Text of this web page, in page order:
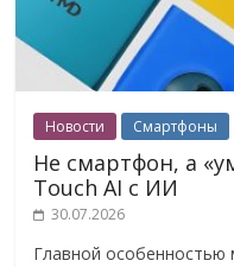
Новости Смартфоны
Не смартфон, а
Touch AI с ИИ
30.07.2026
Главной